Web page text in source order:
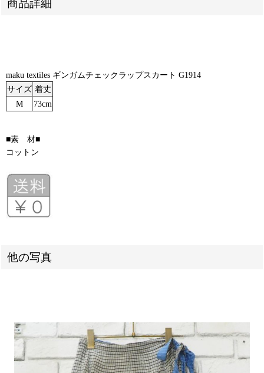
商品詳細
maku textiles ギンガムチェックラップスカート G1914
サイズ 着丈
M
73cm
■素 材■
コットン
他の写真